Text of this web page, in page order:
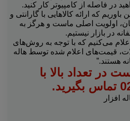
در فاصله از کامپیوتر کار کنید.
باوریم که ارائه کالاهایی با گارانتی و
اولویت اصلی ماست و هرگز به
در بازار نیستیم.
می‌کنیم که با توجه به روش‌های
قیمت‌های اعلام شده توسط هاله
هستند.”
تعداد بالا با